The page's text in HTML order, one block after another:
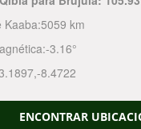
Kaaba:5059 km
-3.16°
,-8.4722
ENCONTRAR